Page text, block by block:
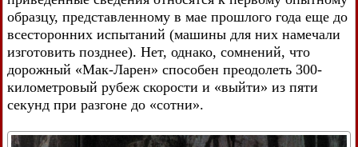
образцу, представленному в мае прошлого года еще до
всесторонних испытаний (машины для них намечали
изготовить позднее). Нет, однако, сомнений, что
дорожный «Мак-Ларен» способен преодолеть 300-
километровый рубеж скорости и «выйти» из пяти
секунд при разгоне до «сотни».